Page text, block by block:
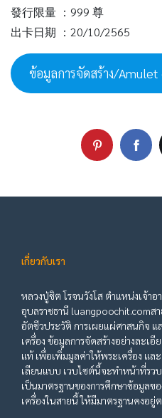
發行限量 ：999 尊
出卡日期 ：20/10/2565
ข้อมูลการจัดสร้าง/
เกี่ยวกับเรา
หลวงปู่ชิต โรจนวังโส ตำแหน่งเจ้า
อุบลราชธานี luangpoochit.comส
อัตชีวประวัติ การเผยแผ่ศาสนกิจ แ
เครื่อง ข้อมูลการจัดสร้างอย่างละเ
แท้ เพื่อเพิ่มมูลค่าให้พระเครื่อง แ
เลียนแบบ เวบไซต์นี้จะทำหน้าที่ร
เป็นมาตรฐานของการศึกษาข้อมูล
เครื่องในสายนี้ ให้มีมาตรฐานคงอยู่